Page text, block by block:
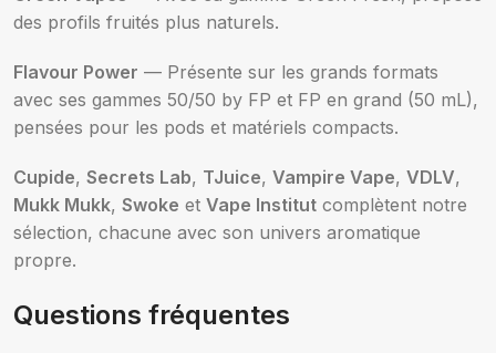
des profils fruités plus naturels.
Flavour Power — Présente sur les grands formats
avec ses gammes 50/50 by FP et FP en grand (50 mL),
pensées pour les pods et matériels compacts.
Cupide, Secrets Lab, TJuice, Vampire Vape, VDLV,
Mukk Mukk, Swoke et Vape Institut complètent notre
sélection, chacune avec son univers aromatique
propre.
Questions fréquentes